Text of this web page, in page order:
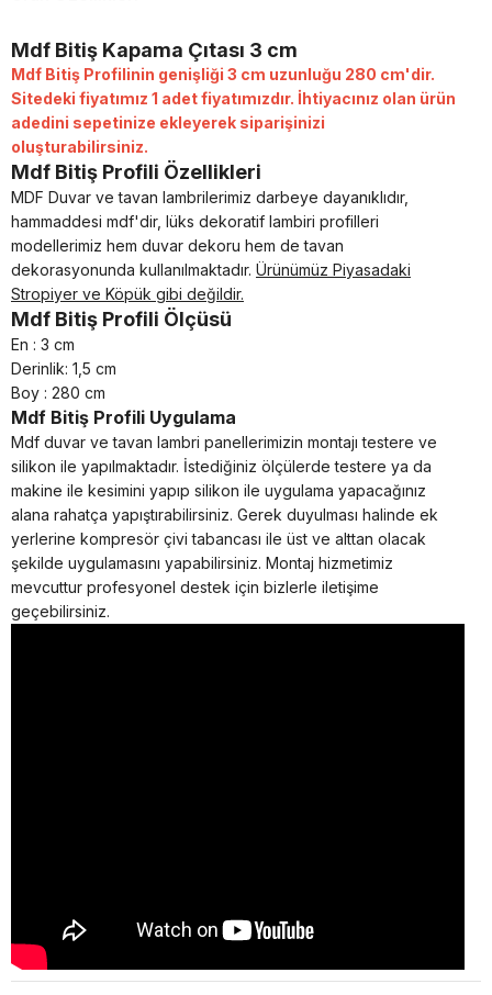
Mdf Bitiş Kapama Çıtası 3 cm
Mdf Bitiş Profilinin genişliği 3 cm uzunluğu 280 cm'dir.
Sitedeki fiyatımız 1 adet fiyatımızdır. İhtiyacınız olan ürün
adedini sepetinize ekleyerek siparişinizi
oluşturabilirsiniz.
Mdf Bitiş Profili Özellikleri
MDF Duvar ve tavan lambrilerimiz darbeye dayanıklıdır,
hammaddesi mdf'dir, lüks dekoratif lambiri profilleri
modellerimiz hem duvar dekoru hem de tavan
dekorasyonunda kullanılmaktadır. Ürünümüz Piyasadaki
Stropiyer ve Köpük gibi değildir.
Mdf Bitiş Profili Ölçüsü
En : 3 cm
Derinlik: 1,5 cm
Boy : 280 cm
Mdf Bitiş Profili Uygulama
Mdf duvar ve tavan lambri panellerimizin montajı testere ve
silikon ile yapılmaktadır. İstediğiniz ölçülerde testere ya da
makine ile kesimini yapıp silikon ile uygulama yapacağınız
alana rahatça yapıştırabilirsiniz. Gerek duyulması halinde ek
yerlerine kompresör çivi tabancası ile üst ve alttan olacak
şekilde uygulamasını yapabilirsiniz. Montaj hizmetimiz
mevcuttur profesyonel destek için bizlerle iletişime
geçebilirsiniz.